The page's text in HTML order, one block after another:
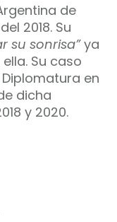
de
2018. Su
su sonrisa”ya
Su caso
en
dicha
y 2020.